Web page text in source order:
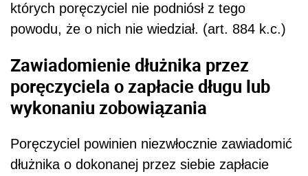
których poręczyciel nie podniósł z tego
powodu, że o nich nie wiedział. (art. 884 k.c.)
Zawiadomienie dłużnika przez
poręczyciela o zapłacie długu lub
wykonaniu zobowiązania
Poręczyciel powinien niezwłocznie zawiadomić
dłużnika o dokonanej przez siebie zapłacie